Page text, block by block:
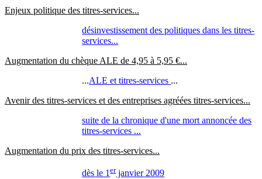
Enjeux politique des titres-services...
désinvestissement des politiques dans les titres-
services...
Augmentation du chèque ALE de 4,95 à 5,95 €...
...ALE et titres-services ...
Avenir des titres-services et des entreprises agréées titres-services...
suite de la chronique d'une mort annoncée des
titres-services ...
Augmentation du prix des titres-services...
dès le 1erjanvier 2009